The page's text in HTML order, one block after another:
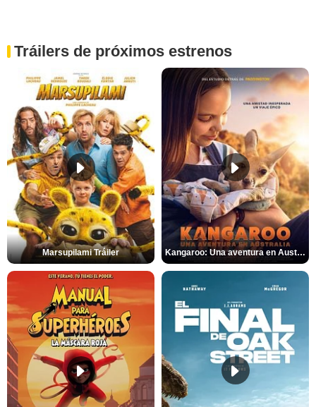
Tráilers de próximos estrenos
Marsupilami Tráiler Kangaroo: Una aventura en Australia Tráiler